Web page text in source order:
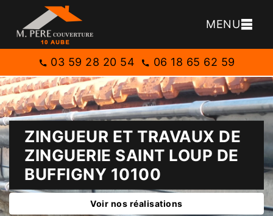
MENU
03 59 28 20 54 06 18 65 62 59
ZINGUEUR ET TRAVAUX DE
ZINGUERIE SAINT LOUP DE
BUFFIGNY 10100
Voir nos réalisations